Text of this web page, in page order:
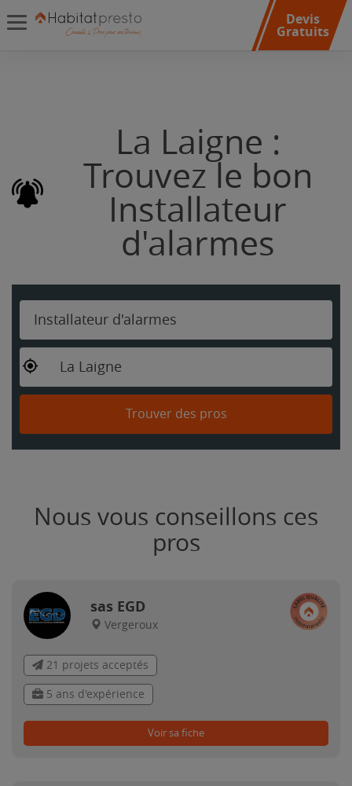
Devis
Gratuits
La Laigne :
Trouvez le bon
Installateur
d'alarmes
Installateur d'alarmes
La Laigne
Trouver des pros
Nous vous conseillons ces
pros
sas EGD
Vergeroux
21 projets acceptés
5 ans d'expérience
Voir sa fiche